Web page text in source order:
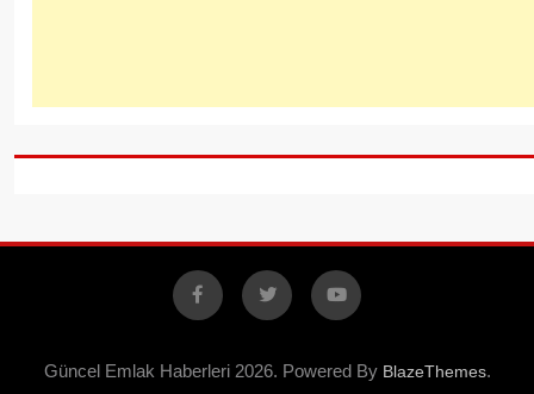
Facebook
X YouTube
Güncel Emlak Haberleri 2026. Powered By BlazeThemes.